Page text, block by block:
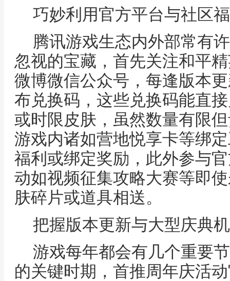
巧妙利用官方平台与社区
腾讯游戏生态内外部常有
忽视的宝藏，首先关注和平
微博微信公众号，每逢版本
布兑换码，这些兑换码能直
或时限皮肤，虽然数量有限
游戏内诸如营地悦享卡等绑
福利或绑定奖励，此外参与
动如视频征集攻略大赛等即
肤碎片或道具相送。
把握版本更新与大型庆典
游戏每年都会有几个重要
的关键时期，首推周年庆活